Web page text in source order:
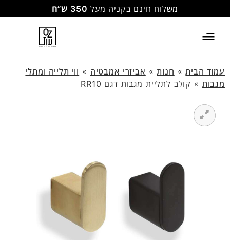
משלוח חינם בקניה מעל 350 ש”ח
עמוד הבית» חנות» אביזרי אמבטיה » ווי תלייה ומתלי
מגבות » קולב לתליית מגבות דגם RR10